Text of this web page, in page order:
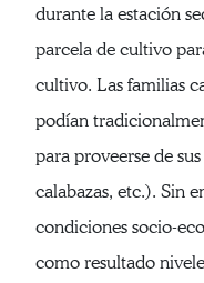
durante la estación
parcela de cultivo
cultivo. Las familias
podían
para proveerse de
calabazas, etc.). Sin
condiciones socio-
como resultado